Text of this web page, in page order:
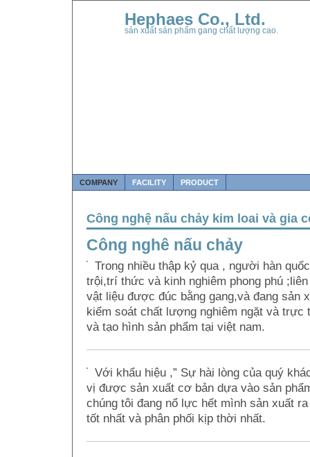
Hephaes Co., Ltd.
sản xuất sản phẩm gang chất lượng cao.
COMPANY FACILITY PRODUCT
Công nghệ nấu chảy kim loai và gia
Công nghê nấu chảy
Trong nhiều thập kỷ qua , người hàn
trội,trí thức và kinh nghiêm phong phú
vật liệu được đúc bằng gang,và đang sản
kiểm soát chất lượng nghiêm ngặt và trực
và tạo hình sản phẩm tại việt nam.
Với khẩu hiệu ,” Sự hài lòng của quý
vị được sản xuất cơ bản dựa vào sản
chúng tôi đang nổ lực hết mình sản xuất
tốt nhất và phân phối kịp thời nhất.